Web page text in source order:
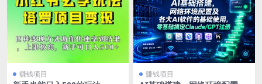
赚钱项目 赚钱项目